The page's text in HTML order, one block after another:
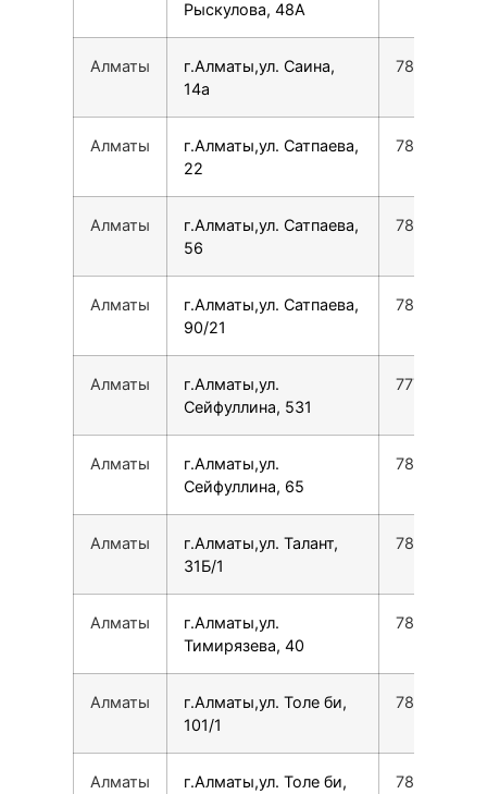
Рыскулова, 48А
Алматы
г.Алматы,ул. Саина,
14а
Алматы
г.Алматы,ул. Сатпаева,
22
Алматы
г.Алматы,ул. Сатпаева,
56
Алматы
г.Алматы,ул. Сатпаева,
90/21
Алматы
г.Алматы,ул.
Сейфуллина, 531
Алматы
г.Алматы,ул.
Сейфуллина, 65
Алматы
г.Алматы,ул. Талант,
31Б/1
Алматы
г.Алматы,ул.
Тимирязева, 40
Алматы
г.Алматы,ул. Толе би,
101/1
Алматы
г.Алматы,ул. Толе би,